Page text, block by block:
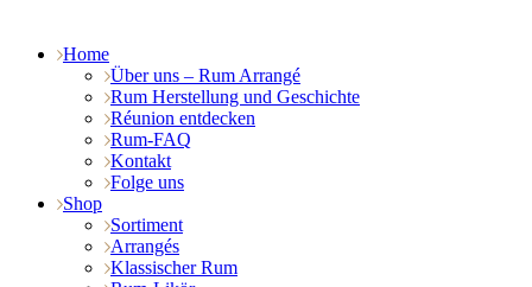
Home
Über uns – Rum Arrangé
Rum Herstellung und Geschichte
Réunion entdecken
Rum-FAQ
Kontakt
Folge uns
Shop
Sortiment
Arrangés
Klassischer Rum